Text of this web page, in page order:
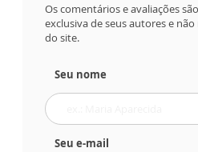
Os comentários e avaliações
exclusiva de seus autores e
do site.
Seu nome
Seu e-mail